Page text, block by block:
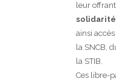
leur
solidarité
ainsi
la SNCB,
la STIB.
Ces libre-